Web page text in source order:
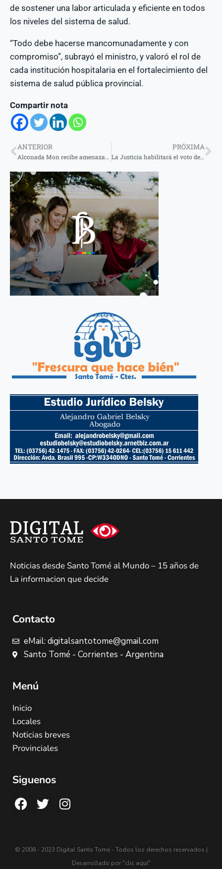
de sostener una labor articulada y eficiente en todos
los niveles del sistema de salud.
“Todo debe hacerse mancomunadamente y con
compromiso”, subrayó el ministro, y valoró el rol de
cada institución hospitalaria en el fortalecimiento del
sistema de salud pública provincial.
Compartir nota
ANTERIOR
Alconada Mon recibe amenazas tras revelar que la SIDE investigará a periodistas y opositores
PRÓXIMA
La Justicia habilitará el voto de policías y fuerzas de seguridad en Misiones
Noticias desde Santo Tomé al Mundo – 15 años de
La informacion que decide
Contacto
eMail: digitalsantotome@gmail.com
Santo Tomé - Corrientes - Argentina
Menú
Inicio
Locales
Noticias breves
Provinciales
Siguenos
© 2008 - 2023 Digital Santo Tomé - Todos los derechos reservados |
Desarrollado por "clic aquí"